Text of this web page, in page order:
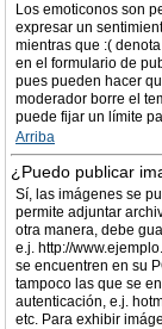
Los emoticonos son
expresar un
mientras que :(
en el formulario de
pues pueden hacer
moderador borre el
puede fijar un límite
Arriba
¿Puedo publicar
Sí, las imágenes se
permite adjuntar
otra manera, debe
e.j. http://
se encuentren en su
tampoco las que se
autenticación, e.j.
etc. Para exhibir